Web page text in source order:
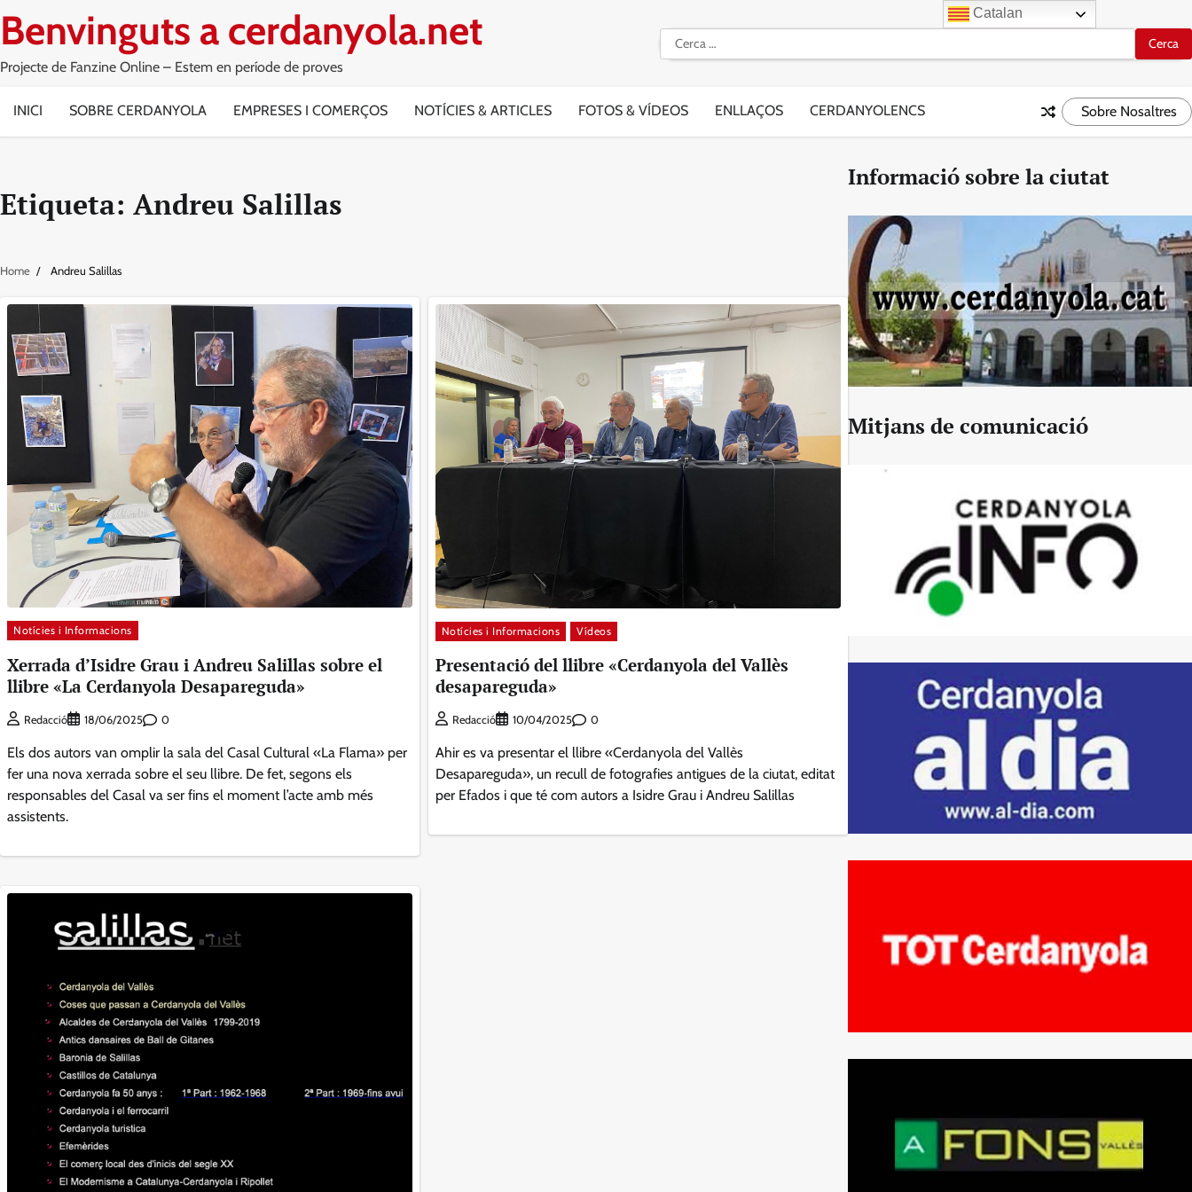
to
Benvinguts a cerdanyola.net
Projecte de Fanzine Online – Estem en període de proves
Cerca:
INICI SOBRE CERDANYOLA EMPRESES I COMERÇOS NOTÍCIES & ARTICLES FOTOS & VÍDEOS ENLLAÇOS CERDANYOLENCS Sobre Nosaltres
Etiqueta: Andreu Salillas
Home Andreu Salillas
Notícies i Informacions
Xerrada d’Isidre Grau i Andreu Salillas sobre el
llibre «La Cerdanyola Desapareguda»
Redacció 18/06/2025 0
Els dos autors van omplir la sala del Casal Cultural «La Flama» per
fer una nova xerrada sobre el seu llibre. De fet, segons els
responsables del Casal va ser fins el moment l’acte amb més
assistents.
Notícies i Informacions Vídeos
Presentació del llibre «Cerdanyola del Vallès
desapareguda»
Redacció 10/04/2025 0
Ahir es va presentar el llibre «Cerdanyola del Vallès
Desapareguda», un recull de fotografies antigues de la ciutat, editat
per Efados i que té com autors a Isidre Grau i Andreu Salillas
Informació sobre la ciutat
Mitjans de comunicació
Catalan